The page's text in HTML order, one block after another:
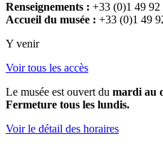
Renseignements : +33 (0)1 49 92
Accueil du musée : +33 (0)1 49
Y venir
Voir tous les accès
Le musée est ouvert du mardi au
Fermeture tous les lundis.
Voir le détail des horaires